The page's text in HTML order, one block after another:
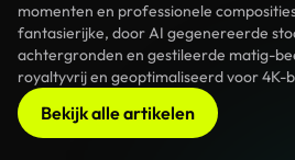
momenten en professionele
fantasierijke, door AI gegenereerde
achtergronden en gestileerde matig-
royaltyvrij en geoptimaliseerd voor 4K-
Bekijk alle artikelen